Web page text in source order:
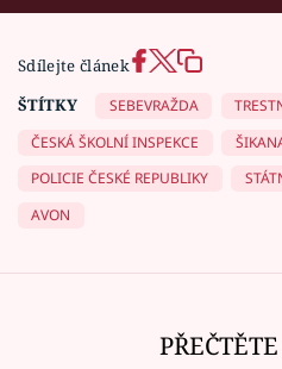
Sdílejte článek
ŠTÍTKY
SEBEVRAŽDA
ČESKÁ ŠKOLNÍ INSPEKCE
POLICIE ČESKÉ REPUBLIKY
AVON